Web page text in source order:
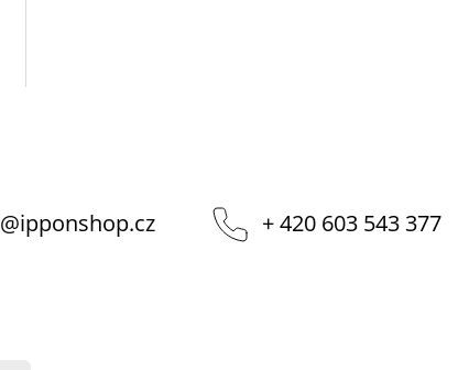
@ipponshop.cz + 420 603 543 377